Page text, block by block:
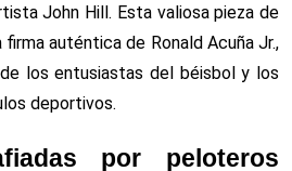
John Hill. Esta valiosa pieza de
auténtica de Ronald Acuña Jr.,
los entusiastas del béisbol y los
deportivos.
por peloteros